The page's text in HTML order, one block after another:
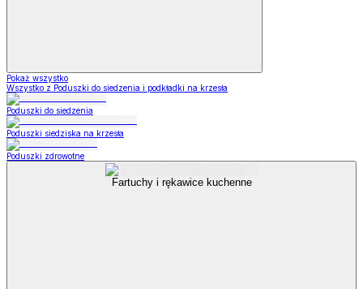
Pokaż wszystko
Wszystko z Poduszki do siedzenia i podkładki na krzesła
Poduszki do siedzenia
Poduszki siedziska na krzesła
Poduszki zdrowotne
Fartuchy i rękawice kuchenne